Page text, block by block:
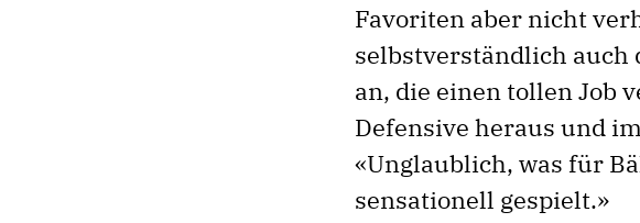
Favoriten aber nicht
selbstverständlich auch
an, die einen tollen Job
Defensive heraus und
«Unglaublich, was für
sensationell gespielt.»